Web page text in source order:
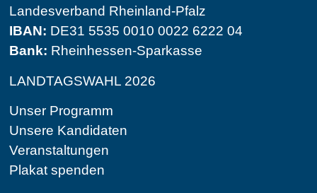
Landesverband Rheinland-Pfalz
IBAN: DE31 5535 0010 0022 6222 04
Bank: Rheinhessen-Sparkasse
LANDTAGSWAHL 2026
Unser Programm
Unsere Kandidaten
Veranstaltungen
Plakat spenden